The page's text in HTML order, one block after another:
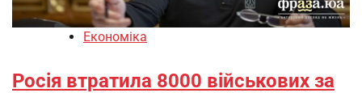
Економіка
Росія втратила 8000 військових за